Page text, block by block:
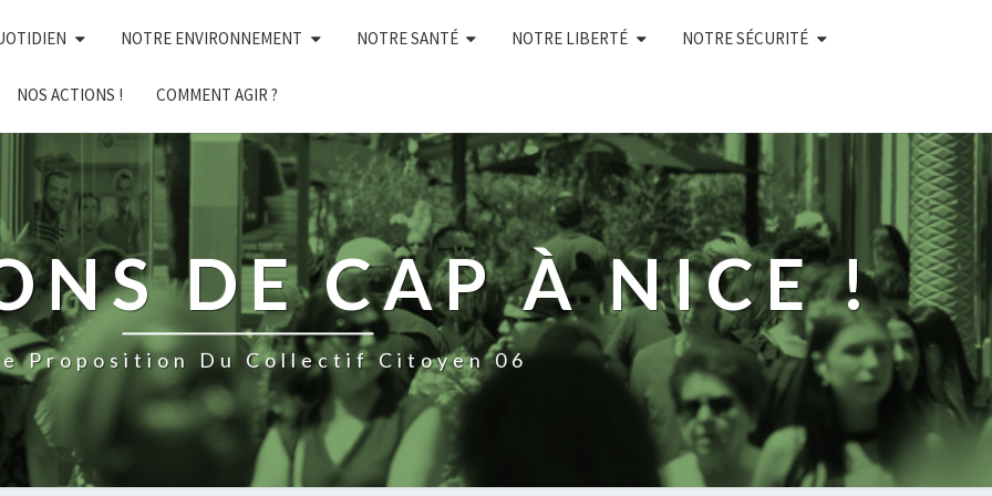
NOTRE ENVIRONNEMENT NOTRE SANTÉ NOTRE LIBERTÉ NOTRE SÉCURITÉ
NOS ACTIONS ! COMMENT AGIR ?
DE CAP À NICE !
Proposition Du Collectif Citoyen 06